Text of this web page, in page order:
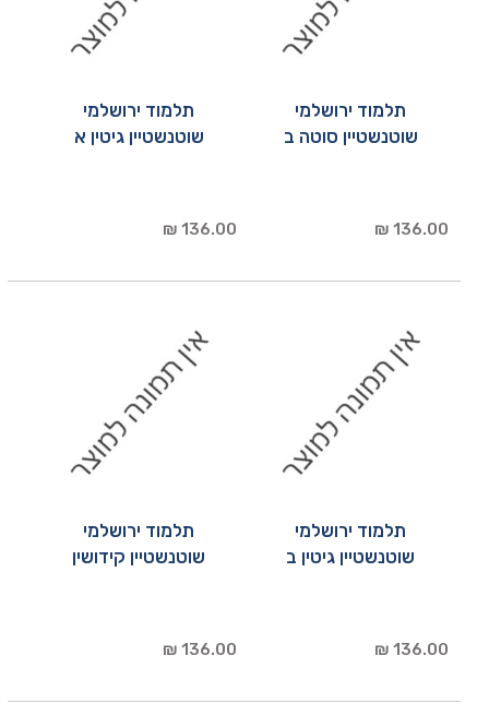
תלמוד ירושלמי
שוטנשטיין סוטה ב
136.00 ₪
תלמוד ירושלמי
שוטנשטיין גיטין א
136.00 ₪
תלמוד ירושלמי
שוטנשטיין גיטין ב
136.00 ₪
תלמוד ירושלמי
שוטנשטיין קידושין
136.00 ₪